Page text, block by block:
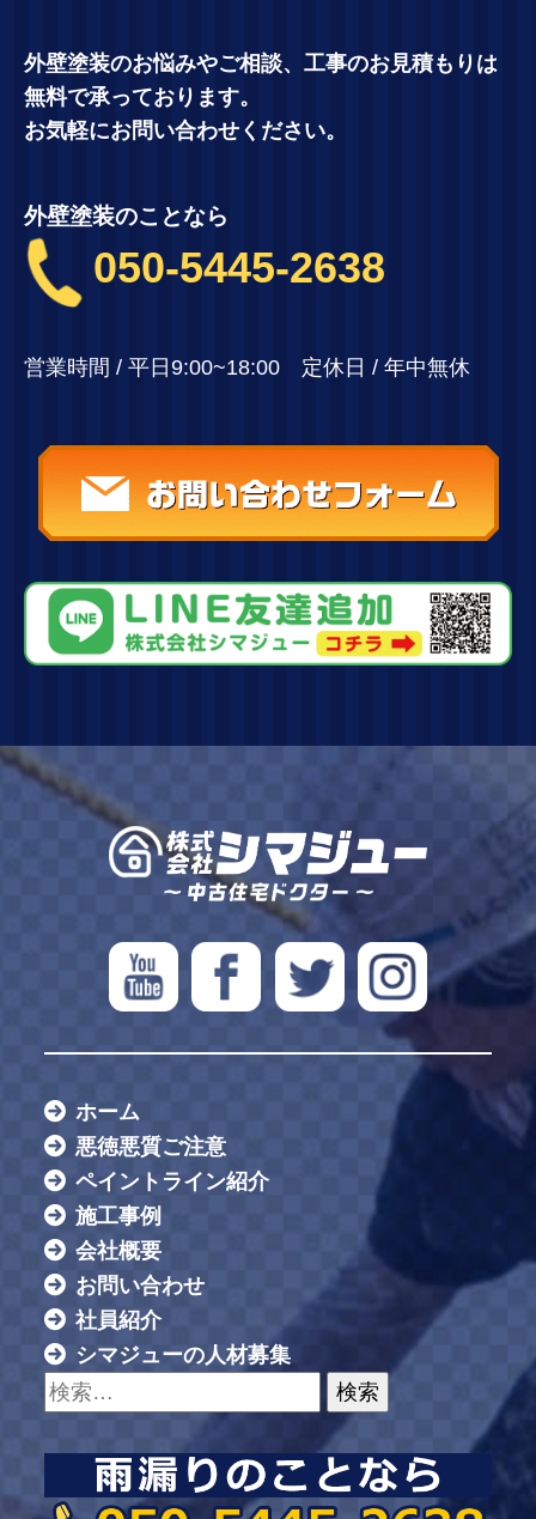
外壁塗装のお悩みやご相談、工事のお見積もりは
無料で承っております。
お気軽にお問い合わせください。
外壁塗装のことなら
050-5445-2638
営業時間 / 平日9:00~18:00 定休日 / 年中無休
ホーム
悪徳悪質ご注意
ペイントライン紹介
施工事例
会社概要
お問い合わせ
社員紹介
シマジューの人材募集
検索: